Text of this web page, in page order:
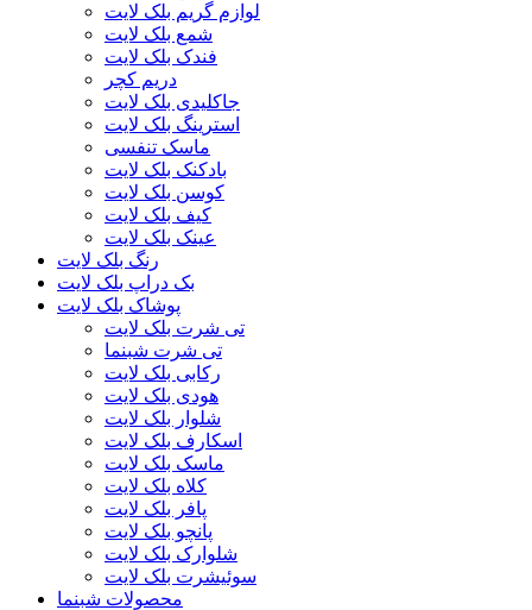
لوازم گریم بلک لایت
شمع بلک لایت
فندک بلک لایت
دریم کچر
جاکلیدی بلک لایت
استرینگ بلک لایت
ماسک تنفسی
بادکنک بلک لایت
کوسن بلک لایت
کیف بلک لایت
عینک بلک لایت
رنگ بلک لایت
بک دراپ بلک لایت
پوشاک بلک لایت
تی شرت بلک لایت
تی شرت شبنما
رکابی بلک لایت
هودی بلک لایت
شلوار بلک لایت
اسکارف بلک لایت
ماسک بلک لایت
کلاه بلک لایت
پافر بلک لایت
پانچو بلک لایت
شلوارک بلک لایت
سوئیشرت بلک لایت
محصولات شبنما